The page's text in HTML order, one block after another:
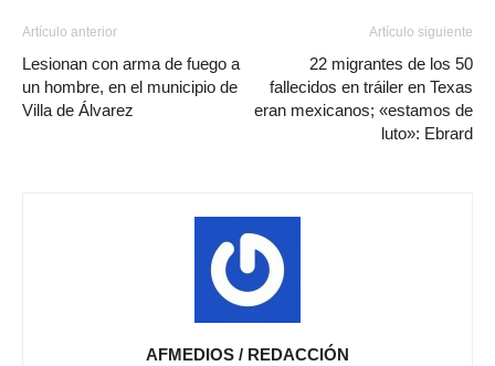
Artículo anterior
Lesionan con arma de fuego a
un hombre, en el municipio de
Villa de Álvarez
Artículo siguiente
22 migrantes de los 50
fallecidos en tráiler en Texas
eran mexicanos; «estamos de
luto»: Ebrard
AFMEDIOS / REDACCIÓN